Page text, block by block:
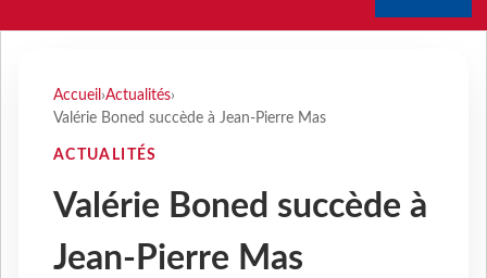
Accueil ›Actualités›
Valérie Boned succède à Jean-Pierre Mas
ACTUALITÉS
Valérie Boned succède à
Jean-Pierre Mas